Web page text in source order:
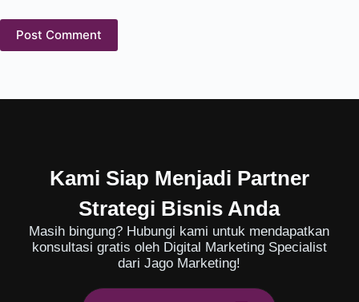
Post Comment
Kami Siap Menjadi Partner
Strategi Bisnis Anda
Masih bingung? Hubungi kami untuk mendapatkan
konsultasi gratis oleh Digital Marketing Specialist
dari Jago Marketing!